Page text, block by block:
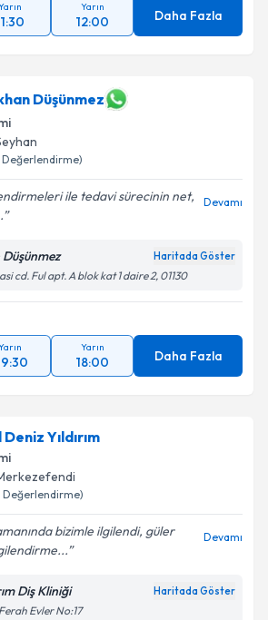
Yarın
12:00 Daha Fazla
Düşünmez
Değerlendirme)
ile tedavi sürecinin net,
Devamı
Haritada Göster
cd. Ful apt. A blok kat 1 daire 2, 01130
Yarın
18:00 Daha Fazla
Yıldırım
Değerlendirme)
bizimle ilgilendi, güler
Devamı
Diş Kliniği Haritada Göster
Evler No:17